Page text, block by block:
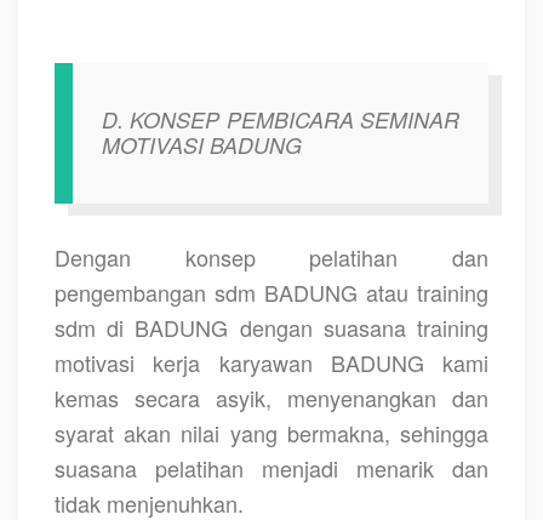
D. KONSEP PEMBICARA SEMINAR
MOTIVASI BADUNG
Dengan konsep pelatihan dan
pengembangan sdm BADUNG atau training
sdm di BADUNG dengan suasana training
motivasi kerja karyawan BADUNG kami
kemas secara asyik, menyenangkan dan
syarat akan nilai yang bermakna, sehingga
suasana pelatihan menjadi menarik dan
tidak menjenuhkan.